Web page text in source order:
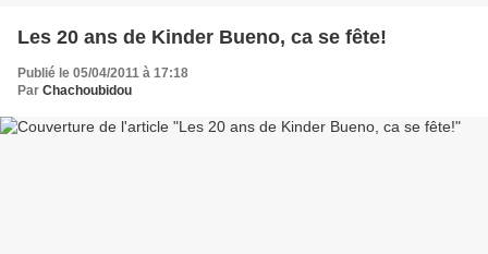
Les 20 ans de Kinder Bueno, ca se fête!
Publié le 05/04/2011 à 17:18
Par Chachoubidou